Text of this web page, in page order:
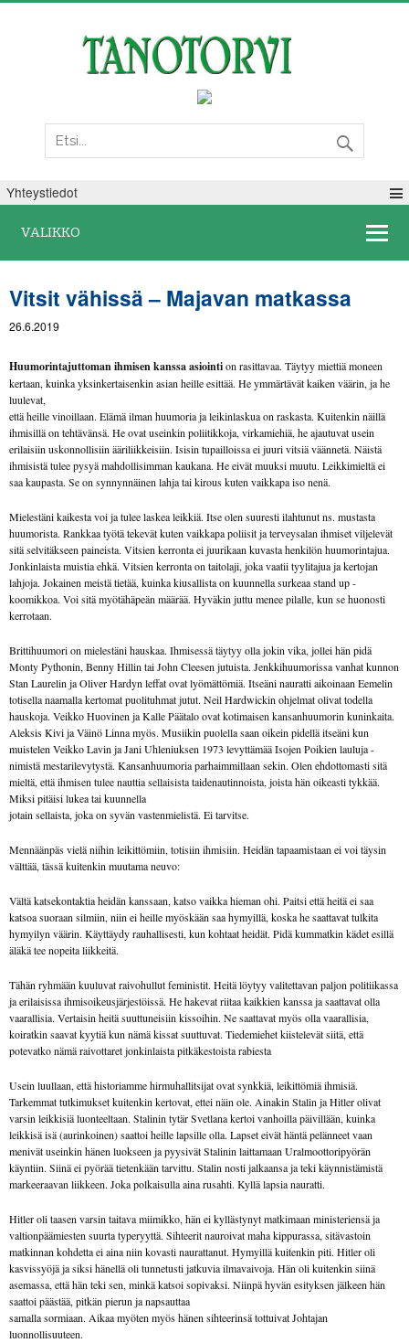
Yhteystiedot
VALIKKO
Vitsit vähissä – Majavan matkassa
26.6.2019
Huumorintajuttoman ihmisen kanssa asiointion rasittavaa. Täytyy miettiä moneen
kertaan, kuinka yksinkertaisenkin asian heille esittää. He ymmärtävät kaiken väärin, ja he
luulevat,
että heille vinoillaan. Elämä ilman huumoria ja leikinlaskua on raskasta. Kuitenkin näillä
ihmisillä on tehtävänsä. He ovat useinkin poliitikkoja, virkamiehiä, he ajautuvat usein
erilaisiin uskonnollisiin ääriliikkeisiin. Isisin tupailloissa ei juuri vitsiä väännetä. Näistä
ihmisistä tulee pysyä mahdollisimman kaukana. He eivät muuksi muutu. Leikkimieltä ei
saa kaupasta. Se on synnynnäinen lahja tai kirous kuten vaikkapa iso nenä.
Mielestäni kaikesta voi ja tulee laskea leikkiä. Itse olen suuresti ilahtunut ns. mustasta
huumorista. Rankkaa työtä tekevät kuten vaikkapa poliisit ja terveysalan ihmiset viljelevät
sitä selvitäkseen paineista. Vitsien kerronta ei juurikaan kuvasta henkilön huumorintajua.
Jonkinlaista muistia ehkä. Vitsien kerronta on taitolaji, joka vaatii tyylitajua ja kertojan
lahjoja. Jokainen meistä tietää, kuinka kiusallista on kuunnella surkeaa stand up -
koomikkoa. Voi sitä myötähäpeän määrää. Hyväkin juttu menee pilalle, kun se huonosti
kerrotaan.
Brittihuumori on mielestäni hauskaa. Ihmisessä täytyy olla jokin vika, jollei hän pidä
Monty Pythonin, Benny Hillin tai John Cleesen jutuista. Jenkkihuumorissa vanhat kunnon
Stan Laurelin ja Oliver Hardyn leffat ovat lyömättömiä. Itseäni nauratti aikoinaan Eemelin
totisella naamalla kertomat puolituhmat jutut. Neil Hardwickin ohjelmat olivat todella
hauskoja. Veikko Huovinen ja Kalle Päätalo ovat kotimaisen kansanhuumorin kuninkaita.
Aleksis Kivi ja Väinö Linna myös. Musiikin puolella saan oikein pidellä itseäni kun
muistelen Veikko Lavin ja Jani Uhleniuksen 1973 levyttämää Isojen Poikien lauluja -
nimistä mestarilevytystä. Kansanhuumoria parhaimmillaan sekin. Olen ehdottomasti sitä
mieltä, että ihmisen tulee nauttia sellaisista taidenautinnoista, joista hän oikeasti tykkää.
Miksi pitäisi lukea tai kuunnella
jotain sellaista, joka on syvän vastenmielistä. Ei tarvitse.
Mennäänpäs vielä niihin leikittömiin, totisiin ihmisiin. Heidän tapaamistaan ei voi täysin
välttää, tässä kuitenkin muutama neuvo:
Vältä katsekontaktia heidän kanssaan, katso vaikka hieman ohi. Paitsi että heitä ei saa
katsoa suoraan silmiin, niin ei heille myöskään saa hymyillä, koska he saattavat tulkita
hymyilyn väärin. Käyttäydy rauhallisesti, kun kohtaat heidät. Pidä kummatkin kädet esillä
äläkä tee nopeita liikkeitä.
Tähän ryhmään kuuluvat raivohullut feministit. Heitä löytyy valitettavan paljon politiikassa
ja erilaisissa ihmisoikeus­järjestöissä. He hakevat riitaa kaikkien kanssa ja saattavat olla
vaarallisia. Vertaisin heitä suuttuneisiin kissoihin. Ne saattavat myös olla vaarallisia,
koiratkin saavat kyytiä kun nämä kissat suuttuvat. Tiedemiehet kiistelevät siitä, että
potevatko nämä raivottaret jonkinlaista pitkäkestoista rabiesta
Usein luullaan, että historiamme hirmuhallitsijat ovat synkkiä, leikittömiä ihmisiä.
Tarkemmat tutkimukset kuitenkin kertovat, ettei näin ole. Ainakin Stalin ja Hitler olivat
varsin leikkisiä luonteeltaan. Stalinin tytär Svetlana kertoi vanhoilla päivillään, kuinka
leikkisä isä (aurinkoinen) saattoi heille lapsille olla. Lapset eivät häntä pelänneet vaan
menivät useinkin hänen luokseen ja pyysivät Stalinin laittamaan Ural­moottoripyörän
käyntiin. Siinä ei pyörää tietenkään tarvittu. Stalin nosti jalkaansa ja teki käynnistämistä
markeeraavan liikkeen. Joka polkaisulla aina rusahti. Kyllä lapsia nauratti.
Hitler oli taasen varsin taitava miimikko, hän ei kyllästynyt matkimaan ministeriensä ja
valtionpäämiesten suurta typeryyttä. Sihteerit nauroivat maha kippurassa, sitävastoin
matkinnan kohdetta ei aina niin kovasti naurattanut. Hymyillä kuitenkin piti. Hitler oli
kasvissyöjä ja siksi hänellä oli tunnetusti jatkuvia ilmavaivoja. Hän oli kuitenkin siinä
asemassa, että hän teki sen, minkä katsoi sopivaksi. Niinpä hyvän esityksen jälkeen hän
saattoi päästää, pitkän pierun ja napsauttaa
samalla sormiaan. Aikaa myöten myös hänen sihteerinsä tottuivat Johtajan
luonnollisuuteen.